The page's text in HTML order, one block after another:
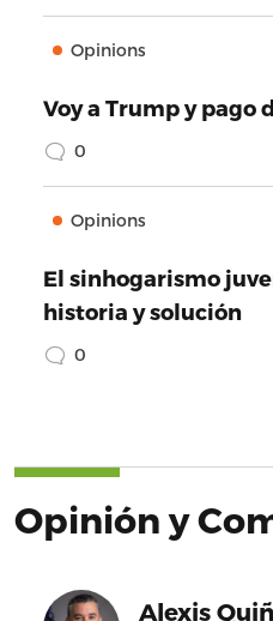
Opinions
Voy a Trump y pago
0
Opinions
El sinhogarismo
historia y solución
0
Opinión y
Alexis